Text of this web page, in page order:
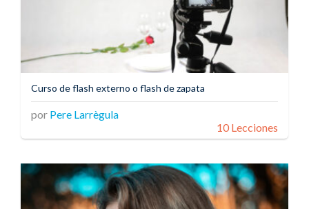
Curso de flash externo o flash de zapata
por Pere Larrègula
10 Lecciones